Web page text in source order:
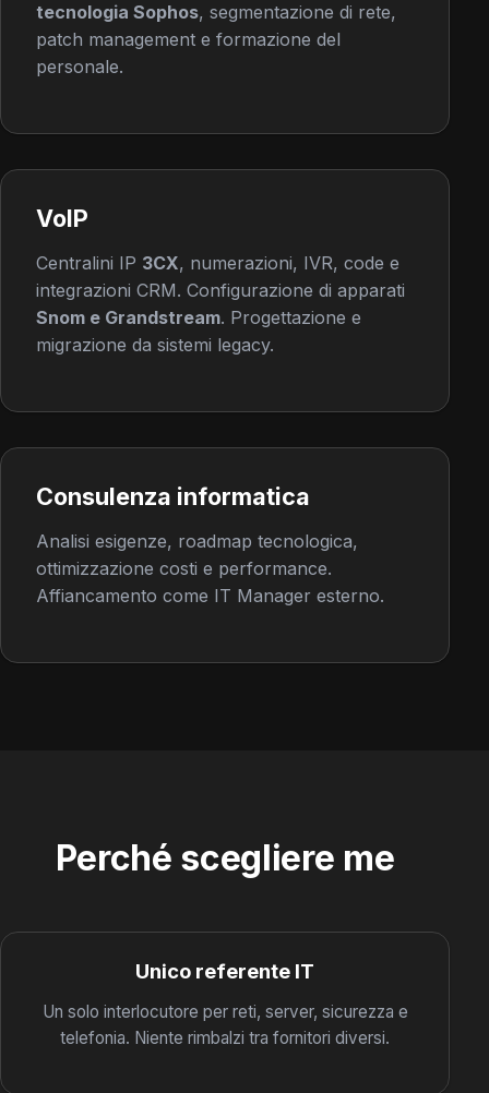
tecnologia Sophos, segmentazione di rete,
patch management e formazione del
personale.
VoIP
Centralini IP 3CX, numerazioni, IVR, code e
integrazioni CRM. Configurazione di apparati
Snom e Grandstream. Progettazione e
migrazione da sistemi legacy.
Consulenza informatica
Analisi esigenze, roadmap tecnologica,
ottimizzazione costi e performance.
Affiancamento come IT Manager esterno.
Perché scegliere me
Unico referente IT
Un solo interlocutore per reti, server, sicurezza e
telefonia. Niente rimbalzi tra fornitori diversi.